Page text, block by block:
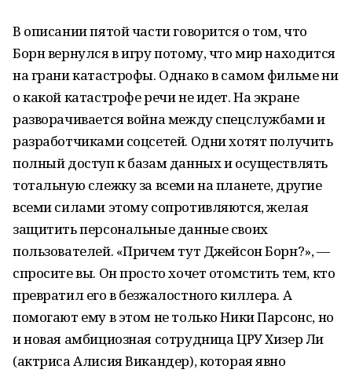
В описании пятой части говорится о том, что
Борн вернулся в игру потому, что мир находится
на грани катастрофы. Однако в самом фильме ни
о какой катастрофе речи не идет. На экране
разворачивается война между спецслужбами и
разработчиками соцсетей. Одни хотят получить
полный доступ к базам данных и осуществлять
тотальную слежку за всеми на планете, другие
всеми силами этому сопротивляются, желая
защитить персональные данные своих
пользователей. «Причем тут Джейсон Борн?», —
спросите вы. Он просто хочет отомстить тем, кто
превратил его в безжалостного киллера. А
помогают ему в этом не только Ники Парсонс, но
и новая амбициозная сотрудница ЦРУ Хизер Ли
(актриса Алисия Викандер), которая явно